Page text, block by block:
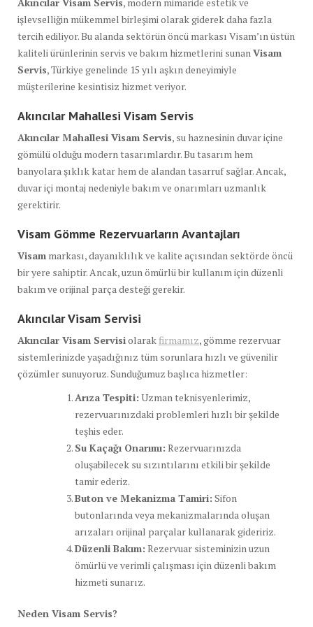
işlevselliğin mükemmel birleşimi olarak giderek daha fazla
tercih ediliyor. Bu alanda sektörün öncü markası Visam’ın üstün
kaliteli ürünlerinin servis ve bakım hizmetlerini sunan Visam
Servis, Türkiye genelinde 15 yılı aşkın deneyimiyle
müşterilerine kesintisiz hizmet veriyor.
Akıncılar Mahallesi Visam Servis
Akıncılar Mahallesi Visam Servis, su haznesinin duvar içine
gömülü olduğu modern tasarımlardır. Bu tasarım hem
banyolara şıklık katar hem de alandan tasarruf sağlar. Ancak,
duvar içi montaj nedeniyle bakım ve onarımları uzmanlık
gerektirir.
Visam Gömme Rezervuarların Avantajları
Visam markası, dayanıklılık ve kalite açısından sektörde öncü
bir yere sahiptir. Ancak, uzun ömürlü bir kullanım için düzenli
bakım ve orijinal parça desteği gerekir.
Akıncılar Visam Servisi
Akıncılar Visam Servisiolarak firmamız, gömme rezervuar
sistemlerinizde yaşadığınız tüm sorunlara hızlı ve güvenilir
çözümler sunuyoruz. Sunduğumuz başlıca hizmetler:
Arıza Tespiti: Uzman teknisyenlerimiz,
rezervuarınızdaki problemleri hızlı bir şekilde
teşhis eder.
Su Kaçağı Onarımı: Rezervuarınızda
oluşabilecek su sızıntılarını etkili bir şekilde
tamir ederiz.
Buton ve Mekanizma Tamiri: Sifon
butonlarında veya mekanizmalarında oluşan
arızaları orijinal parçalar kullanarak gideririz.
Düzenli Bakım: Rezervuar sisteminizin uzun
ömürlü ve verimli çalışması için düzenli bakım
hizmeti sunarız.
Neden Visam Servis?